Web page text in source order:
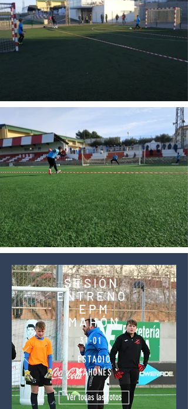
SESIÓN
ENTRENO
EPM
MAHÓN
31-01
ESTADIO
MAHONÉS
Ver todas las fotos